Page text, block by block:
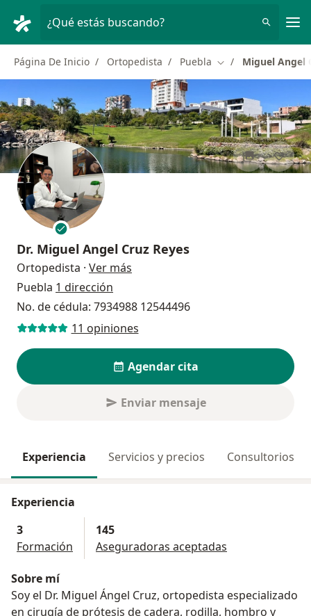
¿Qué estás buscando?
Página De Inicio Ortopedista Puebla Cambiar de ciudad
Miguel Angel
Dr. Miguel Angel Cruz Reyes
Ortopedista · Ver más
Puebla 1 dirección
No. de cédula: 7934988 12544496
11 opiniones
Agendar cita
Enviar mensaje
Experiencia Servicios y precios Consultorios
Experiencia
3
Formación
145
Aseguradoras aceptadas
Sobre mí
Soy el Dr. Miguel Ángel Cruz, ortopedista especializado
en cirugía de prótesis de cadera, rodilla, hombro y